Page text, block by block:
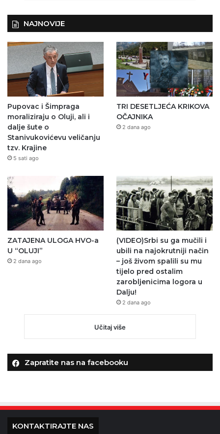
NAJNOVIJE
Pupovac i Šimpraga
moraliziraju o Oluji, ali i
dalje šute o
Stanivukovićevu veličanju
tzv. Krajine
5 sati ago
TRI DESETLJEĆA KRIKOVA
OČAJNIKA
2 dana ago
ZATAJENA ULOGA HVO-a
U “OLUJI”
2 dana ago
(VIDEO)Srbi su ga mučili i
ubili na najokrutniji način
– još živom spalili su mu
tijelo pred ostalim
zarobljenicima logora u
Dalju!
2 dana ago
Učitaj više
Zapratite nas na facebooku
KONTAKTIRAJTE NAS